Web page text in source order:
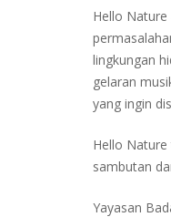
Hello
lingkungan
gelaran
yang ingin
Hello
sambutan
Yayasan